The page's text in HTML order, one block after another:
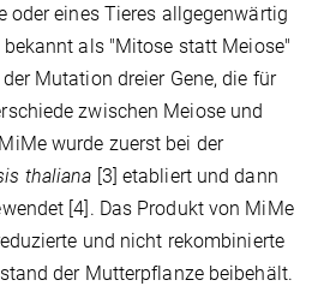
oder eines Tieres allgegenwärtig
als "Mitose statt Meiose"
Mutation dreier Gene, die für
zwischen Meiose und
wurde zuerst bei der
thaliana [3] etabliert und dann
[4]. Das Produkt von MiMe
und nicht rekombinierte
der Mutterpflanze beibehält.